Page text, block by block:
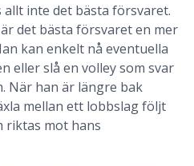
inte det bästa försvaret.
det bästa försvaret en mer
kan enkelt nå eventuella
eller slå en volley som svar
När han är längre bak
mellan ett lobbslag följt
riktas mot hans